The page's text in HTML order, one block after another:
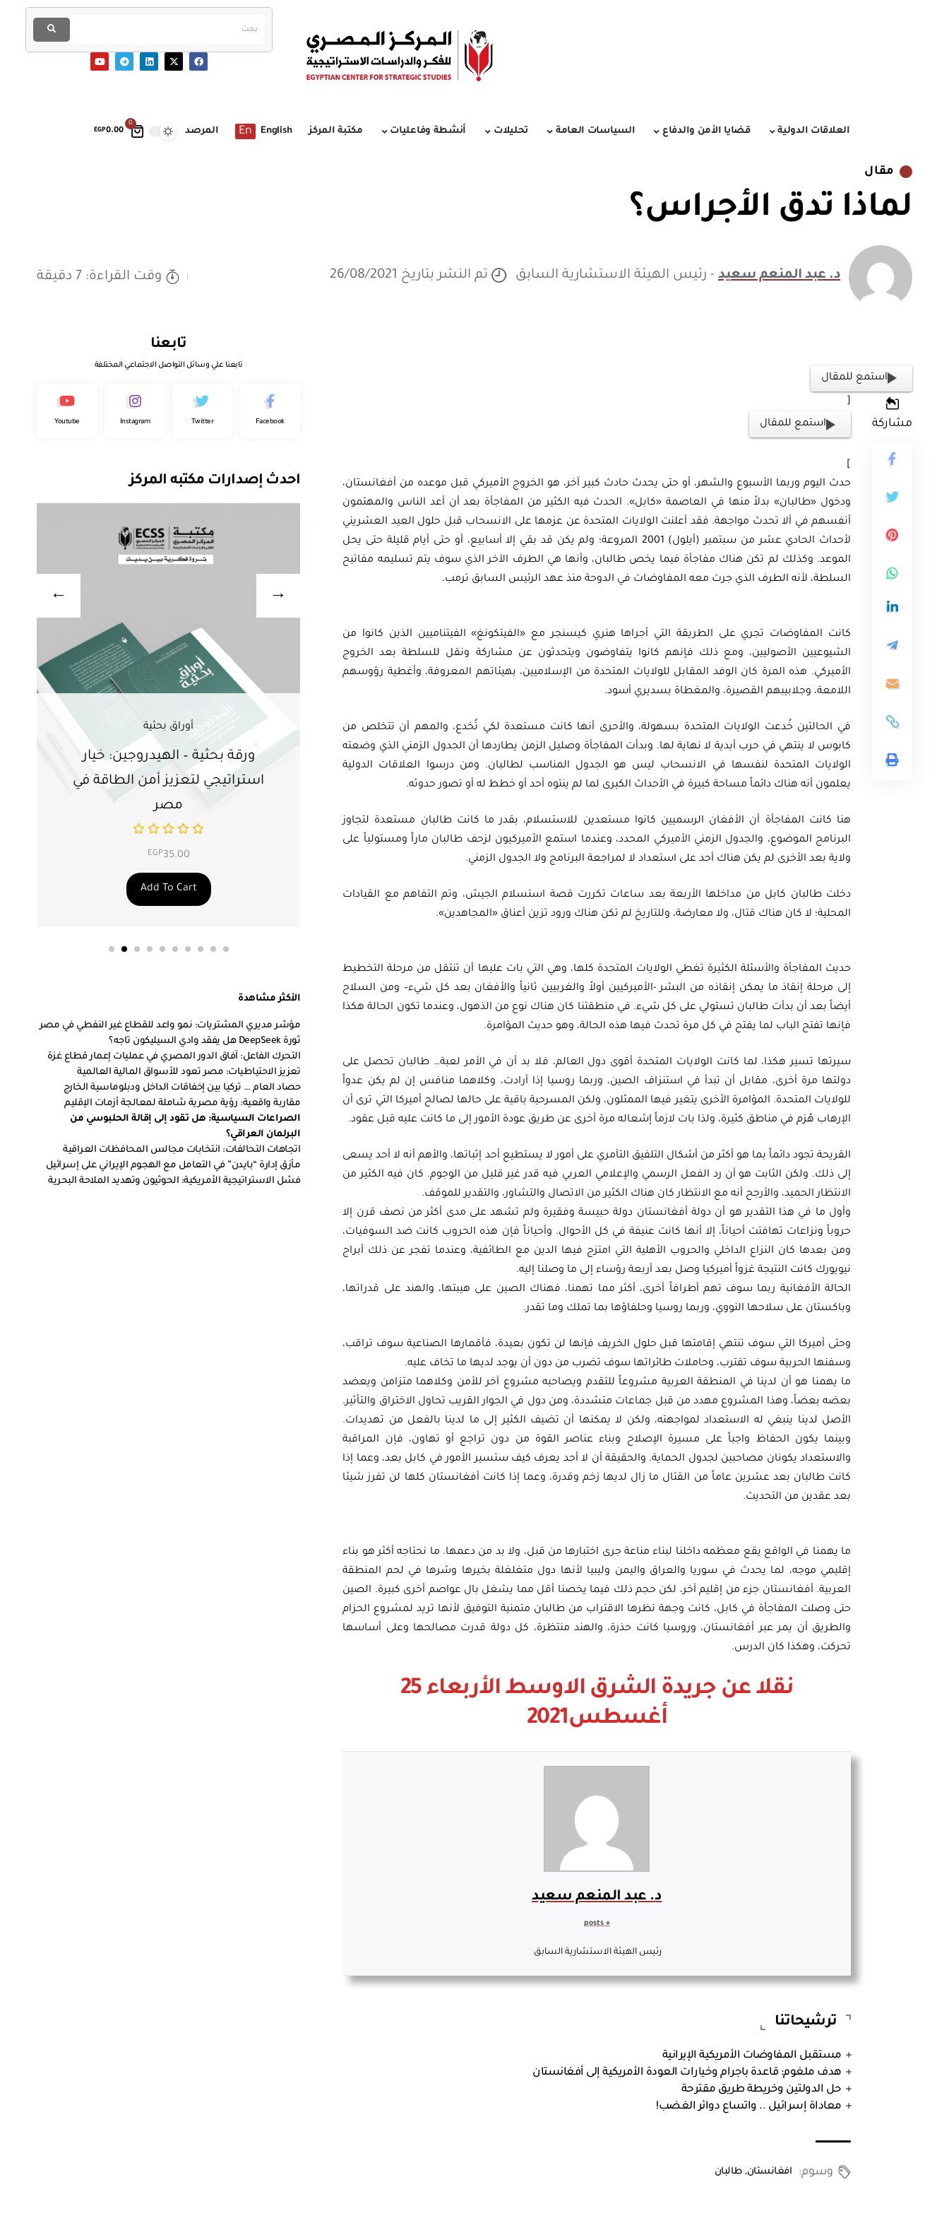
0
EGP0.00 العلاقات الدولية قضايا الأمن والدفاع السياسات العامة تحليلات أنشطة وفاعليات مكتبة المركز English
En المرصد
مقال
لماذا تدق الأجراس؟
د. عبد المنعم سعيد - رئيس الهيئة الاستشارية السابق تم النشر بتاريخ 26/08/2021 وقت القراءة: 7 دقيقة
استمع للمقال
مشاركة
[
استمع للمقال
]
حدث اليوم وربما الأسبوع والشهر، أو حتى يحدث حادث كبير آخر، هو الخروج الأميركي قبل موعده من أفغانستان،
ودخول «طالبان» بدلاً منها في العاصمة «كابل». الحدث فيه الكثير من المفاجأة بعد أن أعد الناس والمهتمون
أنفسهم في ألا تحدث مواجهة. فقد أعلنت الولايات المتحدة عن عزمها على الانسحاب قبل حلول العيد العشريني
لأحداث الحادي عشر من سبتمبر (أيلول) 2001 المروعة؛ ولم يكن قد بقي إلا أسابيع، أو حتى أيام قليلة حتى يحل
الموعد. وكذلك لم تكن هناك مفاجأة فيما يخص طالبان، وأنها هي الطرف الآخر الذي سوف يتم تسليمه مفاتيح
السلطة، لأنه الطرف الذي جرت معه المفاوضات في الدوحة منذ عهد الرئيس السابق ترمب.
كانت المفاوضات تجري على الطريقة التي أجراها هنري كيسنجر مع «الفيتكونغ» الفيتناميين الذين كانوا من
الشيوعيين الأصوليين، ومع ذلك فإنهم كانوا يتفاوضون ويتحدثون عن مشاركة ونقل للسلطة بعد الخروج
الأميركي. هذه المرة كان الوفد المقابل للولايات المتحدة من الإسلاميين، بهيئاتهم المعروفة، وأغطية رؤوسهم
اللامعة، وجلابيبهم القصيرة، والمغطاة بسديري أسود.
في الحالتين خُدعت الولايات المتحدة بسهولة، والأحرى أنها كانت مستعدة لكي تُخدع، والمهم أن تتخلص من
كابوس لا ينتهي في حرب أبدية لا نهاية لها. وبدأت المفاجأة وصليل الزمن يطاردها أن الجدول الزمني الذي وضعته
الولايات المتحدة لنفسها في الانسحاب ليس هو الجدول المناسب لطالبان. ومن درسوا العلاقات الدولية
يعلمون أنه هناك دائماً مساحة كبيرة في الأحداث الكبرى لما لم ينتوه أحد أو خطط له أو تصور حدوثه.
هنا كانت المفاجأة أن الأفغان الرسميين كانوا مستعدين للاستسلام، بقدر ما كانت طالبان مستعدة لتجاوز
البرنامج الموضوع، والجدول الزمني الأميركي المحدد، وعندما استمع الأميركيون لزحف طالبان ماراً ومستولياً على
ولاية بعد الأخرى لم يكن هناك أحد على استعداد لا لمراجعة البرنامج ولا الجدول الزمني.
دخلت طالبان كابل من مداخلها الأربعة بعد ساعات تكررت قصة استسلام الجيش، وتم التفاهم مع القيادات
المحلية؛ لا كان هناك قتال، ولا معارضة، وللتاريخ لم تكن هناك ورود تزين أعناق «المجاهدين».
حديث المفاجأة والأسئلة الكثيرة تغطي الولايات المتحدة كلها، وهي التي بات عليها أن تنتقل من مرحلة التخطيط
إلى مرحلة إنقاذ ما يمكن إنقاذه من البشر -الأميركيين أولاً والغربيين ثانياً والأفغان بعد كل شيء– ومن السلاح
أيضاً بعد أن بدأت طالبان تستولي على كل شيء. في منطقتنا كان هناك نوع من الذهول، وعندما تكون الحالة هكذا
فإنها تفتح الباب لما يفتح في كل مرة تحدث فيها هذه الحالة، وهو حديث المؤامرة.
سيرتها تسير هكذا، لما كانت الولايات المتحدة أقوى دول العالم، فلا بد أن في الأمر لعبة… طالبان تحصل على
دولتها مرة أخرى، مقابل أن تبدأ في استنزاف الصين، وربما روسيا إذا أرادت، وكلاهما منافس إن لم يكن عدواً
للولايات المتحدة. المؤامرة الأخرى يتغير فيها الممثلون، ولكن المسرحية باقية على حالها لصالح أميركا التي ترى أن
الإرهاب هُزم في مناطق كثيرة، ولذا بات لازماً إشعاله مرة أخرى عن طريق عودة الأمور إلى ما كانت عليه قبل عقود.
القريحة تجود دائماً بما هو أكثر من أشكال التلفيق التآمري على أمور لا يستطيع أحد إثباتها، والأهم أنه لا أحد يسعى
إلى ذلك. ولكن الثابت هو أن رد الفعل الرسمي والإعلامي العربي فيه قدر غير قليل من الوجوم. كان فيه الكثير من
الانتظار الحميد، والأرجح أنه مع الانتظار كان هناك الكثير من الاتصال والتشاور، والتقدير للموقف.
وأول ما في هذا التقدير هو أن دولة أفغانستان دولة حبيسة وفقيرة ولم تشهد على مدى أكثر من نصف قرن إلا
حروباً ونزاعات تهافتت أحياناً، إلا أنها كانت عنيفة في كل الأحوال. وأحياناً فإن هذه الحروب كانت ضد السوفيات،
ومن بعدها كان النزاع الداخلي والحروب الأهلية التي امتزج فيها الدين مع الطائفية، وعندما تفجر عن ذلك أبراج
نيويورك كانت النتيجة غزواً أميركيا وصل بعد أربعة رؤساء إلى ما وصلنا إليه.
الحالة الأفغانية ربما سوف تهم أطرافاً أخرى، أكثر مما تهمنا، فهناك الصين على هيبتها، والهند على قدراتها،
وباكستان على سلاحها النووي، وربما روسيا وحلفاؤها بما تملك وما تقدر.
وحتى أميركا التي سوف تنتهي إقامتها قبل حلول الخريف فإنها لن تكون بعيدة، فأقمارها الصناعية سوف تراقب،
وسفنها الحربية سوف تقترب، وحاملات طائراتها سوف تضرب من دون أن يوجد لديها ما تخاف عليه.
ما يهمنا هو أن لدينا في المنطقة العربية مشروعاً للتقدم ويصاحبه مشروع آخر للأمن وكلاهما متزامن ويعضد
بعضه بعضاً، وهذا المشروع مهدد من قبل جماعات متشددة، ومن دول في الجوار القريب تحاول الاختراق والتأثير.
الأصل لدينا ينبغي له الاستعداد لمواجهته، ولكن لا يمكنها أن تضيف الكثير إلى ما لدينا بالفعل من تهديدات.
وبينما يكون الحفاظ واجباً على مسيرة الإصلاح وبناء عناصر القوة من دون تراجع أو تهاون، فإن المراقبة
والاستعداد يكونان مصاحبين لجدول الحماية. والحقيقة أن لا أحد يعرف كيف ستسير الأمور في كابل بعد، وعما إذا
كانت طالبان بعد عشرين عاماً من القتال ما زال لديها زخم وقدرة، وعما إذا كانت أفغانستان كلها لن تفرز شيئا
بعد عقدين من التحديث.
ما يهمنا في الواقع يقع معظمه داخلنا لبناء مناعة جرى اختبارها من قبل، ولا بد من دعمها. ما نحتاجه أكثر هو بناء
إقليمي موجه، لما يحدث في سوريا والعراق واليمن وليبيا لأنها دول متغلغلة بخيرها وشرها في لحم المنطقة
العربية. أفغانستان جزء من إقليم آخر، لكن حجم ذلك فيما يخصنا أقل مما يشغل بال عواصم أخرى كبيرة. الصين
حتى وصلت المفاجأة في كابل، كانت وجهة نظرها الاقتراب من طالبان متمنية التوفيق لأنها تريد لمشروع الحزام
والطريق أن يمر عبر أفغانستان، وروسيا كانت حذرة، والهند منتظرة، كل دولة قدرت مصالحها وعلى أساسها
تحركت، وهكذا كان الدرس.
نقلا عن جريدة الشرق الاوسط الأربعاء 25
أغسطس2021
د. عبد المنعم سعيد
+ posts
رئيس الهيئة الاستشارية السابق
ترشيحاتنا
مستقبل المفاوضات الأمريكية الإيرانية
هدف ملغوم: قاعدة باجرام وخيارات العودة الأمريكية إلى أفغانستان
حل الدولتين وخريطة طريق مقترحة
معاداة إسرائيل .. واتساع دوائر الغضب!
وسوم: افغانستان, طالبان
تابعنا
تابعنا علي وسائل التواصل الاجتماعي المختلفة
Facebook
Twitter
Instagram
Youtube
احدث إصدارات مكتبه المركز
أوراق بحثية
ورقة بحثية – الهيدروجين: خيار
استراتيجي لتعزيز أمن الطاقة في
مصر
EGP35.00
Add To Cart
أوراق بحثية
ورقة بحثية - أمن الطاقة المصري:
الغاز والنفط خارطة الموارد
Add To Cart
أوراق بحثية
ورقة بحثية – الطاقة المتجددة وتعزيز
EGP35.00
Add To Cart
الأكثر مشاهدة
مؤشر مديري المشتريات: نمو واعد للقطاع غير النفطي في مصر
ثورة DeepSeek هل يفقد وادي السيليكون تاجه؟
التحرك الفاعل: آفاق الدور المصري في عمليات إعمار قطاع غزة
تعزيز الاحتياطيات: مصر تعود للأسواق المالية العالمية
حصاد العام … تركيا بين إخفاقات الداخل ودبلوماسية الخارج
مقاربة واقعية: رؤية مصرية شاملة لمعالجة أزمات الإقليم
الصراعات السياسية: هل تقود إلى إقالة الحلبوسي من
البرلمان العراقي؟
اتجاهات التحالفات: انتخابات مجالس المحافظات العراقية
مأزق إدارة “بايدن” في التعامل مع الهجوم الإيراني على إسرائيل
فشل الاستراتيجية الأمريكية: الحوثيون وتهديد الملاحة البحرية